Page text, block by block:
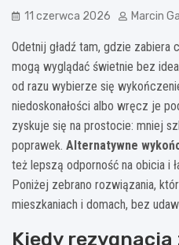
11 czerwca 2026 Marcin
Odetnij gładź tam, gdzie zabiera
mogą wyglądać świetnie bez
od razu wybierze się
niedoskonałości albo wręcz je
zyskuje się na prostocie: mniej
poprawek. Alternatywne
też lepszą odporność na obicia i
Poniżej zebrano rozwiązania,
mieszkaniach i domach, bez
Kiedy rezygnacja